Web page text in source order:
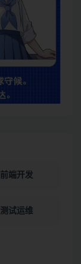
前端开发
测试运维